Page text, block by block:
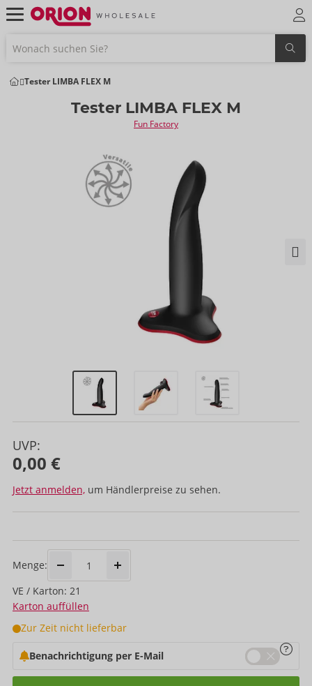
Tester LIMBA FLEX M
Tester LIMBA FLEX M
Fun Factory
UVP:
0,00 €
Jetzt anmelden, um Händlerpreise zu sehen.
Menge:
VE / Karton: 21
Karton auffüllen
Zur Zeit nicht lieferbar
Benachrichtigung per E-Mail